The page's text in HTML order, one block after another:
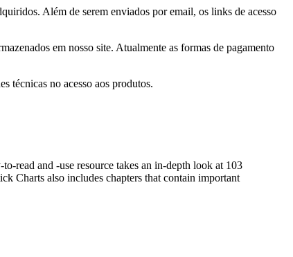
Além de serem enviados por email, os links de acesso
em nosso site. Atualmente as formas de pagamento
técnicas no acesso aos produtos.
read and -use resource takes an in-depth look at 103
Charts also includes chapters that contain important